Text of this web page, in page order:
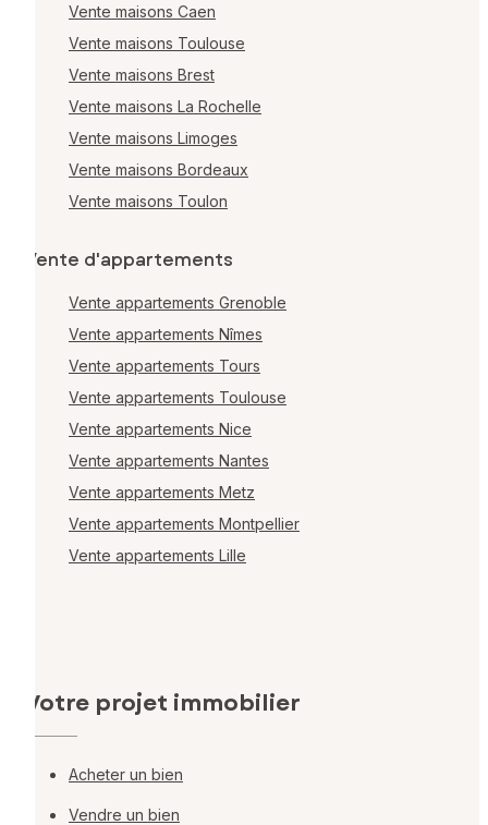
Vente maisons Caen
Vente maisons Toulouse
Vente maisons Brest
Vente maisons La Rochelle
Vente maisons Limoges
Vente maisons Bordeaux
Vente maisons Toulon
Vente d'appartements
Vente appartements Grenoble
Vente appartements Nîmes
Vente appartements Tours
Vente appartements Toulouse
Vente appartements Nice
Vente appartements Nantes
Vente appartements Metz
Vente appartements Montpellier
Vente appartements Lille
Votre projet immobilier
Acheter un bien
Vendre un bien